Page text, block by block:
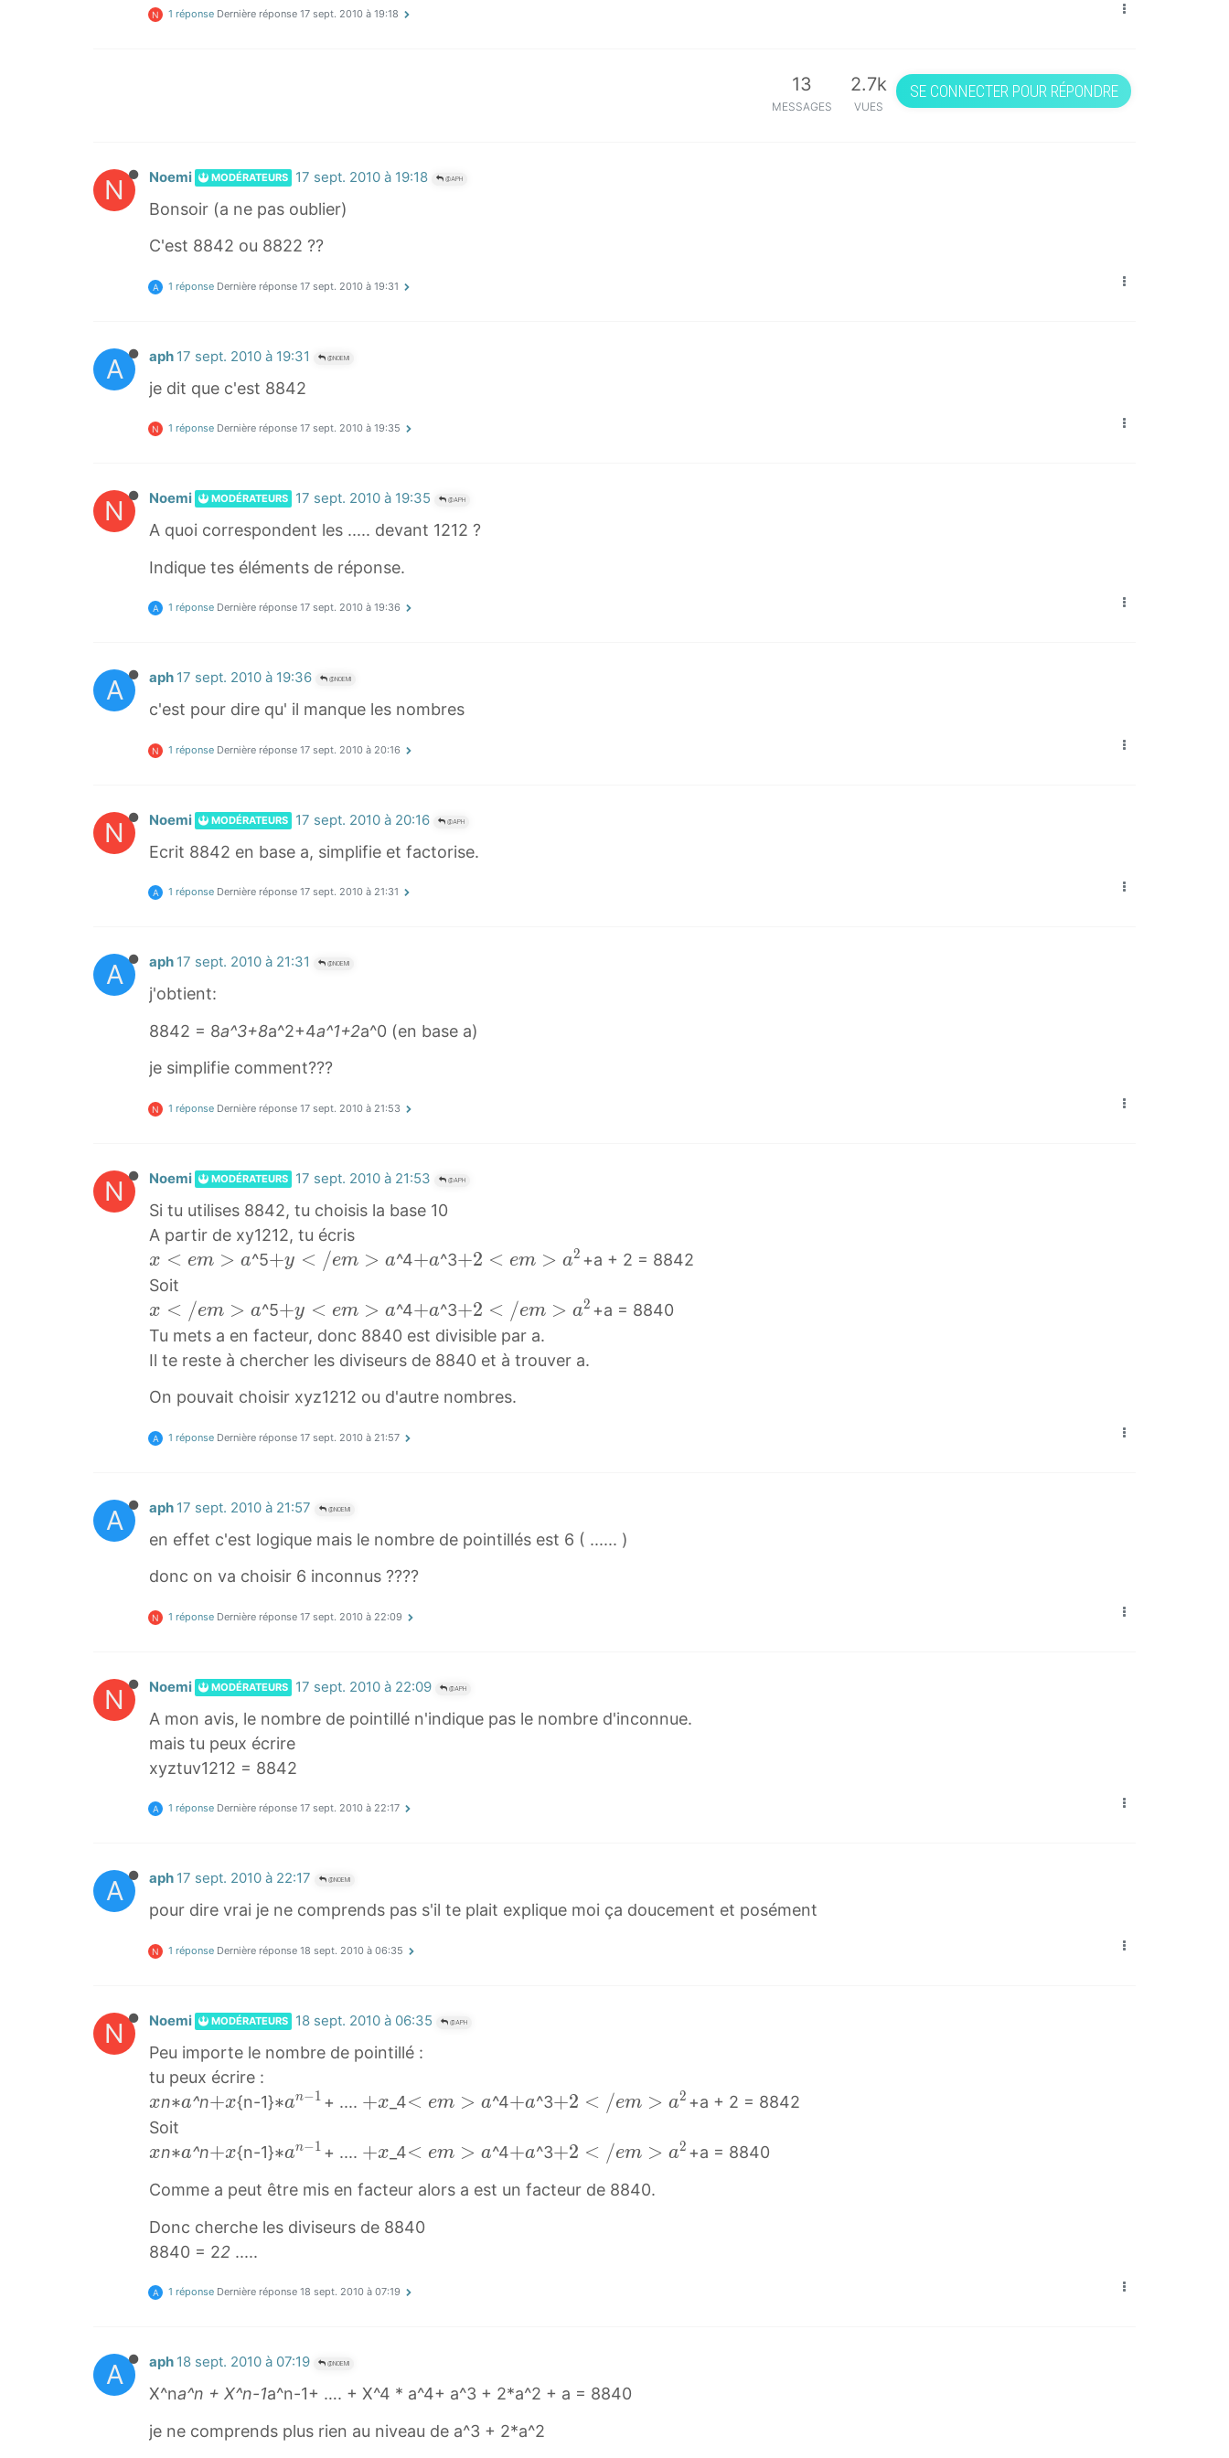
N 1 réponse Dernière réponse 17 sept. 2010 à 19:18
13
MESSAGES
2.7k
VUES
SE CONNECTER POUR RÉPONDRE
N Noemi MODÉRATEURS 17 sept. 2010 à 19:18 @APH
Bonsoir (a ne pas oublier)
C'est 8842 ou 8822 ??
A 1 réponse Dernière réponse 17 sept. 2010 à 19:31
A aph 17 sept. 2010 à 19:31 @NOEMI
je dit que c'est 8842
N 1 réponse Dernière réponse 17 sept. 2010 à 19:35
N Noemi MODÉRATEURS 17 sept. 2010 à 19:35 @APH
A quoi correspondent les ..... devant 1212 ?
Indique tes éléments de réponse.
A 1 réponse Dernière réponse 17 sept. 2010 à 19:36
A aph 17 sept. 2010 à 19:36 @NOEMI
c'est pour dire qu' il manque les nombres
N 1 réponse Dernière réponse 17 sept. 2010 à 20:16
N Noemi MODÉRATEURS 17 sept. 2010 à 20:16 @APH
Ecrit 8842 en base a, simplifie et factorise.
A 1 réponse Dernière réponse 17 sept. 2010 à 21:31
A aph 17 sept. 2010 à 21:31 @NOEMI
j'obtient:
8842 = 8a^3+8a^2+4a^1+2a^0 (en base a)
je simplifie comment???
N 1 réponse Dernière réponse 17 sept. 2010 à 21:53
N Noemi MODÉRATEURS 17 sept. 2010 à 21:53 @APH
Si tu utilises 8842, tu choisis la base 10
A partir de xy1212, tu écris
x
<
e
m
>
x
<
e
a
x < em > a^5+
<
/
e
>
+
<
/
e
m
a
+y < /em > a^4+
+
a
+a^3+
<
e
m
a
m
+2 < em > a2 +a + 2 = 8842
Soit
x
<
/
m
>
a
<
/
e
m
a
x < /em > a^5+
y
<
m
y
e
m
a
+y < em > a^4+
a
+
+a^3+
2
<
e
2
a
^
+2 < /em > a2 +a = 8840
Tu mets a en facteur, donc 8840 est divisible par a.
Il te reste à chercher les diviseurs de 8840 et à trouver a.
On pouvait choisir xyz1212 ou d'autre nombres.
A 1 réponse Dernière réponse 17 sept. 2010 à 21:57
A aph 17 sept. 2010 à 21:57 @NOEMI
en effet c'est logique mais le nombre de pointillés est 6 ( ...... )
donc on va choisir 6 inconnus ????
N 1 réponse Dernière réponse 17 sept. 2010 à 22:09
N Noemi MODÉRATEURS 17 sept. 2010 à 22:09 @APH
A mon avis, le nombre de pointillé n'indique pas le nombre d'inconnue.
mais tu peux écrire
xyztuv1212 = 8842
A 1 réponse Dernière réponse 17 sept. 2010 à 22:17
A aph 17 sept. 2010 à 22:17 @NOEMI
pour dire vrai je ne comprends pas s'il te plait explique moi ça doucement et posément
N 1 réponse Dernière réponse 18 sept. 2010 à 06:35
N Noemi MODÉRATEURS 18 sept. 2010 à 06:35 @APH
Peu importe le nombre de pointillé :
tu peux écrire :
x
x
xn∗
a
*
∗a^n+
+
+x{n-1}∗
n
1
*
{
1
}
∗an−1 + .... +
+
+x _4<
m
a
<
>
< em > a^4+
+
+a^3+
<
e
/
+2 < /em > a2 +a + 2 = 8842
Soit
x
xn∗
*
a
∗a^n+
+
x
+x{n-1}∗
n
−
a
n
-
}
∗an−1 + .... +
+
x
+x _4<
m
>
e
< em > a^4+
+
+a^3+
<
2
+2 < /em > a2 +a = 8840
Comme a peut être mis en facteur alors a est un facteur de 8840.
Donc cherche les diviseurs de 8840
8840 = 22 .....
A 1 réponse Dernière réponse 18 sept. 2010 à 07:19
A aph 18 sept. 2010 à 07:19 @NOEMI
X^na^n + X^n-1a^n-1+ …. + X^4 * a^4+ a^3 + 2*a^2 + a = 8840
je ne comprends plus rien au niveau de a^3 + 2*a^2